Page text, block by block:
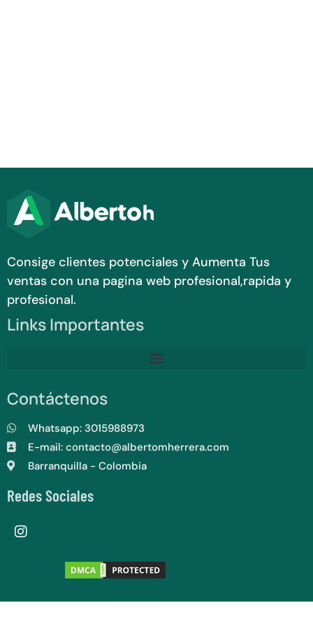
Consige clientes potenciales y Aumenta Tus
ventas con una pagina web profesional,rapida y
profesional.
Links Importantes
Contáctenos
Whatsapp: 3015988973
E-mail: contacto@albertomherrera.com
Barranquilla - Colombia
Redes Sociales